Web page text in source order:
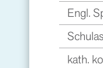
Engl.
kath.